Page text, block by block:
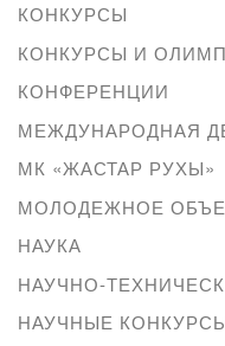
КОНКУРСЫ
КОНКУРСЫ И
КОНФЕРЕНЦИИ
МЕЖДУНАРОДНАЯ
МК «ЖАСТАР РУХЫ»
МОЛОДЕЖНОЕ
НАУКА
НАУЧНО-
НАУЧНЫЕ